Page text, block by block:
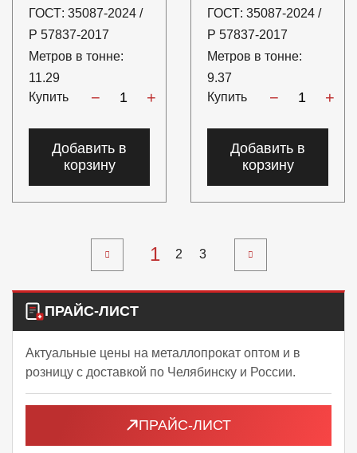
ГОСТ: 35087-2024 /
Р 57837-2017
Метров в тонне:
11.29
Купить
− +
Добавить в
корзину
ГОСТ: 35087-2024 /
Р 57837-2017
Метров в тонне:
9.37
Купить
− +
Добавить в
корзину
1 2 3
ПРАЙС-ЛИСТ
Актуальные цены на металлопрокат оптом и в
розницу с доставкой по Челябинску и России.
ПРАЙС-ЛИСТ